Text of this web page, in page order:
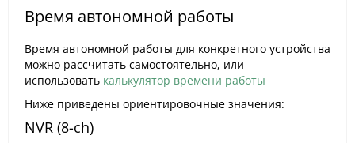
Время автономной работы
Время автономной работы для конкретного устройства
можно рассчитать самостоятельно, или
использовать калькулятор времени работы
Ниже приведены ориентировочные значения:
NVR (8-ch)